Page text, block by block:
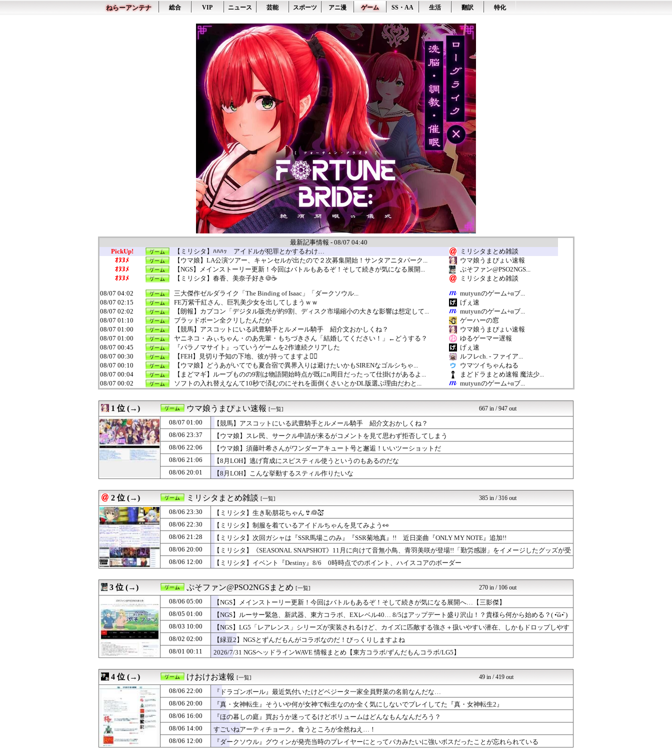
ねらーアンテナ 総合 VIP ニュース 芸能 スポーツ アニ漫 ゲーム SS・AA 生活 翻訳 特化
最新記事情報 - 08/07 04:40
PickUp!
【ミリシタ】ﾊﾊﾊｯ アイドルが犯罪とかするわけ…
ミリシタまとめ雑談
ｵﾇﾇﾒ
【ウマ娘】LA公演ツアー、キャンセルが出たので２次募集開始！サンタアニタパーク...
ウマ娘うまぴょい速報
ｵﾇﾇﾒ
【NGS】メインストーリー更新！今回はバトルもあるぞ！そして続きが気になる展開...
ぷそファン@PSO2NGS...
ｵﾇﾇﾒ
【ミリシタ】春香、美奈子好き🍪☕
ミリシタまとめ雑談
08/07 04:02
三大傑作ゼルダライク「The Binding of Isaac」「ダークソウル...
mutyunのゲーム+αブ...
08/07 02:15
FE万紫千紅さん、巨乳美少女を出してしまうｗｗ
げぇ速
08/07 02:02
【朗報】カプコン「デジタル販売が約9割、ディスク市場縮小の大きな影響は想定して...
mutyunのゲーム+αブ...
08/07 01:10
ブラッドボーン全クリしたんだが
ゲーハーの窓
08/07 01:00
【競馬】アスコットにいる武豊騎手とルメール騎手 紹介文おかしくね？
ウマ娘うまぴょい速報
08/07 01:00
ヤニネコ・みぃちゃん・のあ先輩・もちづきさん「結婚してください！」←どうする？
ゆるゲーマー遅報
08/07 00:45
『パラノマサイト』っていうゲームを2作連続クリアした
げぇ速
08/07 00:30
【FEH】見切り予知の下地、彼が持ってますよ👍🏻
ルフレch. - ファイア...
08/07 00:10
【ウマ娘】どうあがいてでも夏合宿で異界入りは避けたいかもSIRENなゴルシちゃ...
ウマツイちゃんねる
08/07 00:04
【まどマギ】ループものの9割は物語開始時点が既にn周目だったって仕掛けがあるよ...
まどドラまとめ速報 魔法少...
08/07 00:02
ソフトの入れ替えなんて10秒で済むのにそれを面倒くさいとかDL版選ぶ理由だわと...
mutyunのゲーム+αブ...
08/07 00:00
【モンハンワイルズ】睡眠・麻痺はどう使う？モンスター別の回避と攻撃チャンスまと...
【モンハンワイルズ】モンス...
08/07 00:00
『キメラ』って倫理観無くせば普通に作れるんか？
ゆるゲーマー遅報
08/06 23:45
『太閤立志伝V』って知面白いの？
08/06 23:37
【ウマ娘】スレ民、サークル申請が来るがコメントを見て思わず拒否してしまう
ウマ娘うまぴょい速報
08/06 23:30
【ミリシタ】生き恥朋花ちゃん👙👰💒
08/06 23:05
部屋作りゲーム、確率で出現するイカを見るとクラッシュする不具合が発生
08/06 23:02
【衰退】「エロゲー」とかいうかつて有能クリエイターを続々と輩出した謎の界隈ww...
mutyunのゲーム+αブ...
『古き良きRPG』にありがちな事
ゆるゲーマー遅報
【ミリシタ】制服を着ているアイドルちゃんを見てみよう👀
08/06 22:15
【週販】Switch2『30,606台』PS5『10,107台』スプラトゥーン...
mutyunのゲーム+αブ...
08/06 22:10
【ウマ娘】最凶のヒシミラクル
ウマツイちゃんねる
08/06 22:07
【スト6】竹内ジョン選手「どう考えても調整の時期がおかしい。大会の真っただ中に...
08/06 22:06
【ウマ娘】須藤叶希さんがワンダーアキュート号と邂逅！いいツーショットだ
ウマ娘うまぴょい速報
08/06 22:02
抽選に当たったのでSwitch 2買ったけど一切使ってない。ワイだけ？
08/06 22:00
『スマートウォッチ』って言うほど必要か？
ゆるゲーマー遅報
08/06 22:00
『ドラゴンボール』最近気付いたけどベジータ一家全員野菜の名前なんだな…
けおけお速報
08/06 21:30
【FE万紫千紅】これ速攻でFEHに実装されそう
ルフレch. - ファイア...
08/06 21:28
【ミリシタ】次回ガシャは『SSR馬場このみ』『SSR菊地真』!! 近日楽曲『O...
ミリシタまとめ雑談
08/06 21:05
「斬撃を飛ばす」←ぶっちゃけ好き？嫌い？
ゲーハーの窓
08/06 21:05
【FE万紫千紅】フォトナ（CV：黒沢ともよ）が紹介！
げぇ速
08/06 21:02
なぜ日本が誇る巨大IP「北の国から」をオープンワールドゲーム化しないのか？
mutyunのゲーム+αブ...
08/06 21:00
ゲオ「物理メディアが廃止されれば、ゲームはただ消費されるものになってしまう」
ゆるゲーマー遅報
08/06 20:45
【ドラクエウォーク】ドラゴンコープスを高速撃破！勇者・クロノス・月輪など攻略編...
ドラゴンクエストウォークま...
08/06 20:40
【ドラクエウォーク】ドラゴンコープスのこころSは何個必要？性能と使い道を巡り評...
ドラゴンクエストウォークま...
08/06 20:36
【ドラクエウォーク】イベントは全4章？スカウトや限定アクセサリーを巡る反応
ドラゴンクエストウォークま...
08/06 20:32
ゲーフリ「Beast of Reincarnationは皆様からのご意見を真摯...
mutyunのゲーム+αブ...
08/06 20:10
【ウマ娘】マルラヴといっしょ 外ロケ2
08/06 20:01
【8月LOH】こんな挙動するスティル作りたいな
ウマ娘うまぴょい速報
08/06 20:00
据置きゲームを起動するのが億劫になるとは思わなかった 今ってPCゲーやソシャゲ...
PC ゲームの気になるもの
08/06 20:00
【朗報】『冥王計画ゼオライマー』さん、たった2回のスパロボ参戦で大人気ロボ作品...
08/06 20:00
【ミリシタ】《SEASONAL SNAPSHOT》11月に向けて音無小鳥、青羽...
ミリシタまとめ雑談
08/06 20:00
『真・女神転生』そういや何が女神で転生なのか全く気にしないでプレイしてた『真・...
けおけお速報
08/06 19:30
【FEH】今回の錬成で一番強いのマリータじゃね？？？
08/06 19:05
DMC風のゲームとソウルライク系ってどっちが面白いと思う？
08/06 19:00
『Sa・Ga2 秘宝伝説』とかいう過大評価ゲーム
ゆるゲーマー遅報
08/06 19:00
【ポケチャン】可愛いポケモン統一パーティのおすすめは？相性補完や地面タイプの選...
ポケチャン攻略まとめ速報｜...
1 位 (→) ウマ娘うまぴょい速報 [一覧] 667 in / 947 out
08/07 01:00
【競馬】アスコットにいる武豊騎手とルメール騎手 紹介文おかしくね？
08/06 23:37
【ウマ娘】スレ民、サークル申請が来るがコメントを見て思わず拒否してしまう
08/06 22:06
【ウマ娘】須藤叶希さんがワンダーアキュート号と邂逅！いいツーショットだ
08/06 21:06
【8月LOH】逃げ育成にスピスティル使うというのもあるのだな
08/06 20:01
【8月LOH】こんな挙動するスティル作りたいな
2 位 (→) ミリシタまとめ雑談 [一覧] 385 in / 316 out
08/06 23:30
【ミリシタ】生き恥朋花ちゃん👙👰💒
08/06 22:30
【ミリシタ】制服を着ているアイドルちゃんを見てみよう👀
08/06 21:28
【ミリシタ】次回ガシャは『SSR馬場このみ』『SSR菊地真』!! 近日楽曲『ONLY MY NOTE』追加!!
08/06 20:00
【ミリシタ】《SEASONAL SNAPSHOT》11月に向けて音無小鳥、青羽美咲が登場!!「勤労感謝」をイメージしたグッズが受
注開始!!
08/06 12:00 【ミリシタ】イベント『Destiny』8/6 0時時点でのポイント、ハイスコアのボーダー
3 位 (→) ぷそファン@PSO2NGSまとめ [一覧] 270 in / 106 out
08/06 05:00
【NGS】メインストーリー更新！今回はバトルもあるぞ！そして続きが気になる展開へ…【三影傑】
08/05 01:00
【NGS】ルーサー緊急、新武器、東方コラボ、EXレベル40… 8/5はアップデート盛り沢山！？貴様ら何から始める？( •᷄ὤ•᷅ )
08/03 10:00
【NGS】LG5「レアレンス」シリーズが実装されるけど、カイズに匹敵する強さ＋扱いやすい潜在、しかもドロップしやす
いらしいらしい( •᷄ὤ•᷅ )
08/02 02:00
【緑豆2】NGSとずんだもんがコラボなのだ！びっくりしますよね
08/01 00:11
2026/7/31 NGSヘッドラインWAVE 情報まとめ【東方コラボ/ずんだもんコラボ/LG5】
4 位 (→) けおけお速報 [一覧] 49 in / 419 out
08/06 22:00
『ドラゴンボール』最近気付いたけどベジータ一家全員野菜の名前なんだな…
08/06 20:00
『真・女神転生』そういや何が女神で転生なのか全く気にしないでプレイしてた『真・女神転生2』
08/06 16:00
『ほの暮しの庭』買おうか迷ってるけどボリュームはどんなもんなんだろう？
08/06 14:00
すごいねアーティチョーク。食うところが全然ねえ…！
08/06 12:00
『ダークソウル』グウィンが発売当時のプレイヤーにとってバカみたいに強いボスだったことが忘れられている